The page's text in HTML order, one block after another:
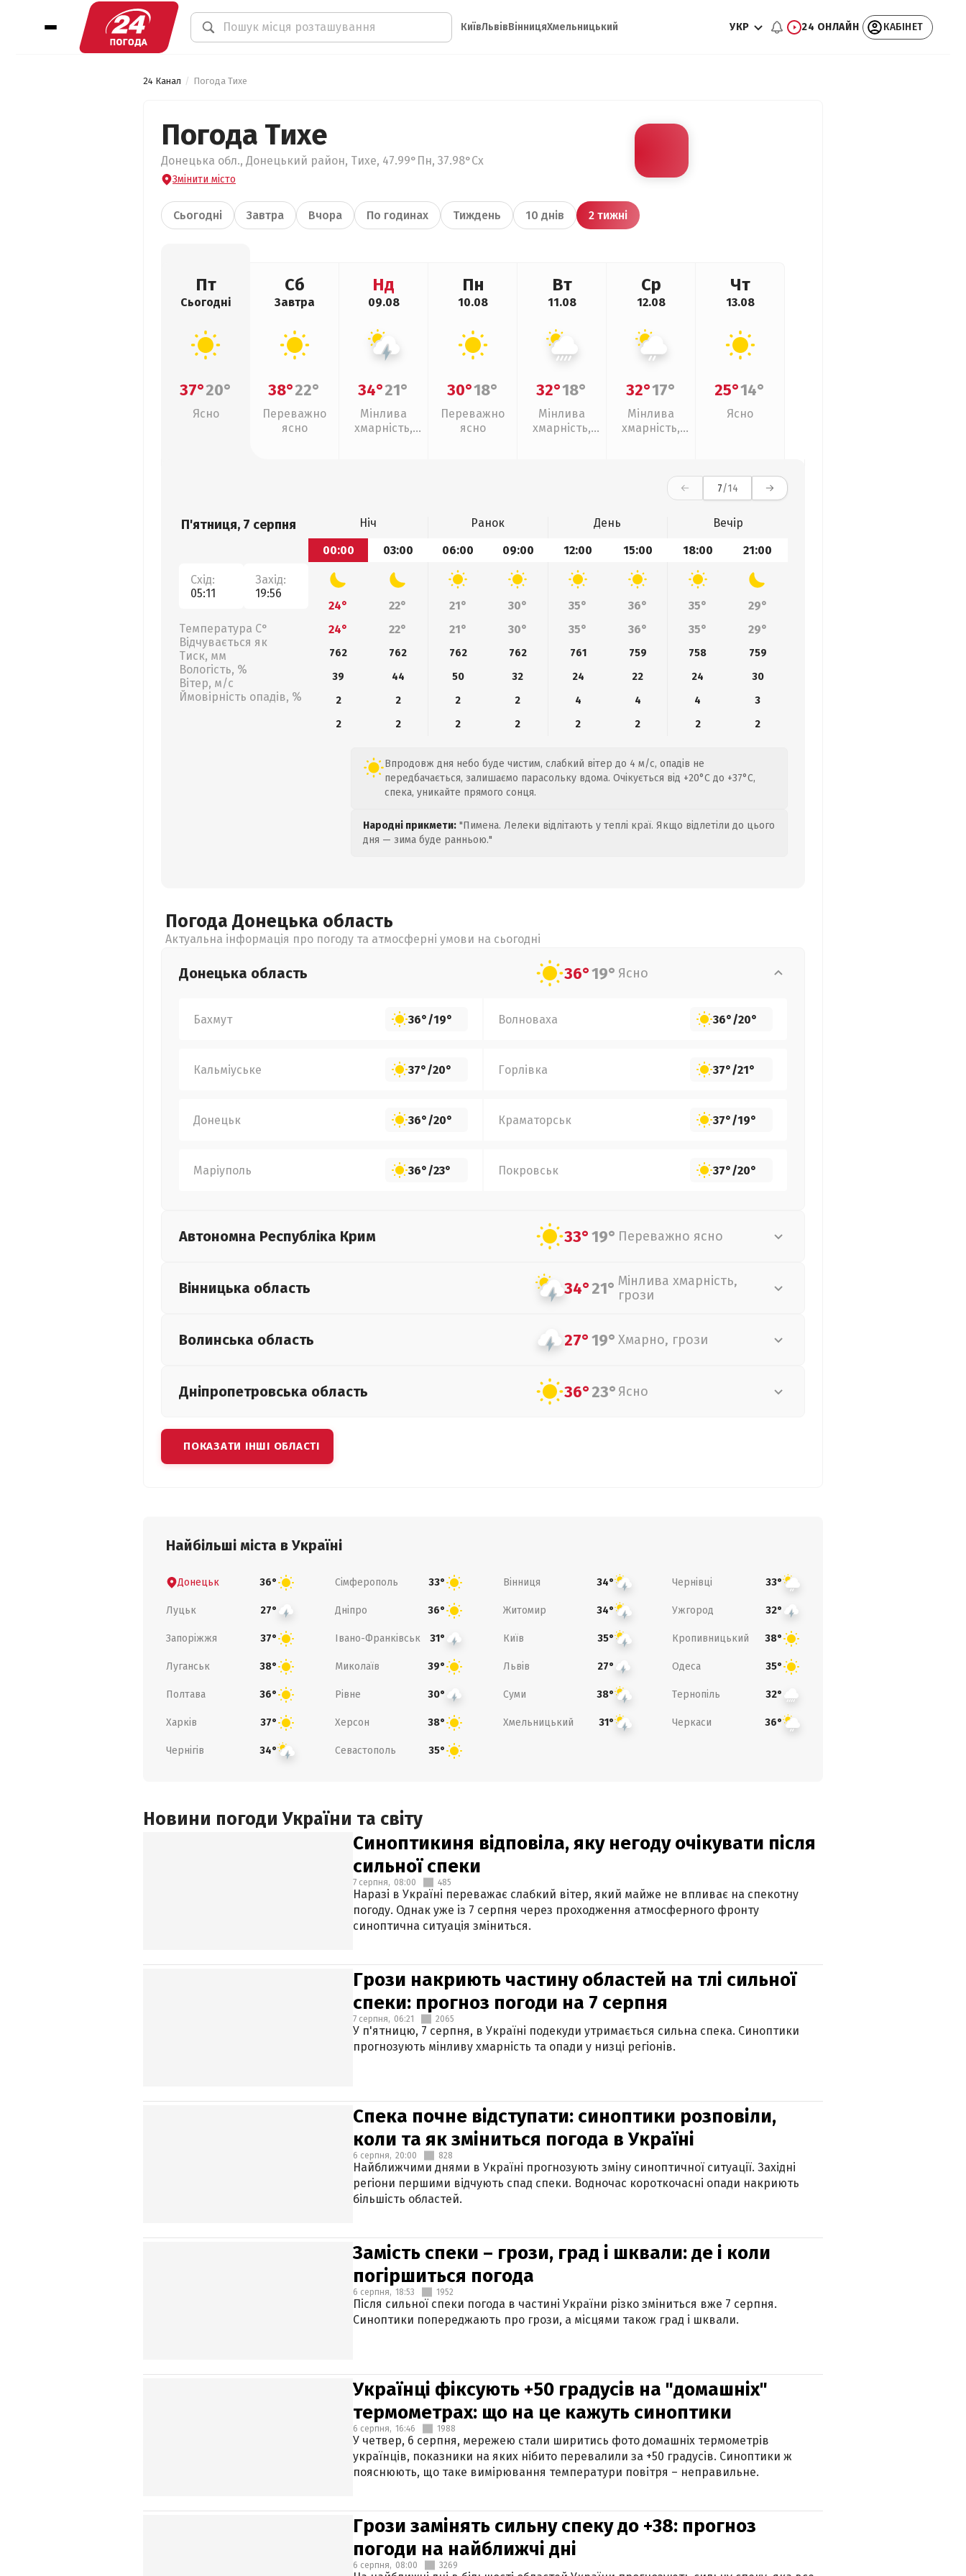
КиївЛьвівВінницяХмельницький УКР 24 ОНЛАЙН КАБІНЕТ
24 Канал Погода Тихе
Погода Тихе
Донецька обл., Донецький район, Тихе, 47.99°Пн, 37.98°Сх
Змінити місто
Сьогодні Завтра Вчора По годинах Тиждень 10 днів 2 тижні
Пт
Сьогодні
37°20°
Ясно
Сб
Завтра
38°22°
Переважно
ясно
Нд
09.08
34°21°
Мінлива
хмарність,
Пн
10.08
30°18°
Переважно
ясно
Вт
11.08
32°18°
Мінлива
хмарність,
Ср
12.08
32°17°
Мінлива
хмарність,
Чт
13.08
25°14°
Ясно
7/14
П'ятниця, 7 серпня
Схід:
05:11
Захід:
19:56
Температура С°
Відчувається як
Тиск, мм
Вологість, %
Вітер, м/с
Ймовірність опадів, %
Ніч Ранок День
Вечір
00:00
03:00 06:00 09:00 12:00 15:00 18:00 21:00
24° 22° 21° 30° 35° 36° 35°
29°
24°
22° 21° 30° 35° 36° 35° 29°
762 762 762 762 761 759 758
759
39
44 50 32 24 22 24
30
2
2 2 2 4 4 4
3
2
2 2 2 2 2 2 2
Впродовж дня небо буде чистим, слабкий вітер до 4 м/с, опадів не
передбачається, залишаємо парасольку вдома. Очікується від +20°C до +37°C,
спека, уникайте прямого сонця.
Народні прикмети: "Пимена. Лелеки відлітають у теплі краї. Якщо відлетіли до цього
дня — зима буде ранньою."
Погода Донецька область
Актуальна інформація про погоду та атмосферні умови на сьогодні
Донецька область 36°19° Ясно
Бахмут 36°/19° Волноваха 36°/20°
Кальміуське 37°/20° Горлівка 37°/21°
Донецьк 36°/20° Краматорськ 37°/19°
Маріуполь 36°/23° Покровськ 37°/20°
Автономна Республіка Крим 33°19° Переважно ясно
Вінницька область 34°21° Мінлива хмарність,
грози
Волинська область 27°19° Хмарно, грози
Дніпропетровська область 36°23° Ясно
ПОКАЗАТИ ІНШІ ОБЛАСТІ
Найбільші міста в Україні
Донецьк 36° Сімферополь 33° Вінниця 34° Чернівці 33°
Луцьк 27° Дніпро 36° Житомир 34° Ужгород 32°
Запоріжжя 37° Івано-Франківськ 31° Київ 35° Кропивницький 38°
Луганськ 38° Миколаїв 39° Львів 27° Одеса 35°
Полтава 36° Рівне 30° Суми 38° Тернопіль 32°
Харків 37° Херсон 38° Хмельницький 31° Черкаси 36°
Чернігів 34° Севастополь 35°
Новини погоди України та світу
Синоптикиня відповіла, яку негоду очікувати після
сильної спеки
7 серпня, 08:00 485
Наразі в Україні переважає слабкий вітер, який майже не впливає на спекотну
погоду. Однак уже із 7 серпня через проходження атмосферного фронту
синоптична ситуація зміниться.
Грози накриють частину областей на тлі сильної
спеки: прогноз погоди на 7 серпня
7 серпня, 06:21 2065
У п'ятницю, 7 серпня, в Україні подекуди утримається сильна спека. Синоптики
прогнозують мінливу хмарність та опади у низці регіонів.
Спека почне відступати: синоптики розповіли,
коли та як зміниться погода в Україні
6 серпня, 20:00 828
Найближчими днями в Україні прогнозують зміну синоптичної ситуації. Західні
регіони першими відчують спад спеки. Водночас короткочасні опади накриють
більшість областей.
Замість спеки – грози, град і шквали: де і коли
погіршиться погода
6 серпня, 18:53 1952
Після сильної спеки погода в частині України різко зміниться вже 7 серпня.
Синоптики попереджають про грози, а місцями також град і шквали.
Українці фіксують +50 градусів на "домашніх"
термометрах: що на це кажуть синоптики
6 серпня, 16:46 1988
У четвер, 6 серпня, мережею стали ширитись фото домашніх термометрів
українців, показники на яких нібито перевалили за +50 градусів. Синоптики ж
пояснюють, що таке вимірювання температури повітря – неправильне.
Грози замінять сильну спеку до +38: прогноз
погоди на найближчі дні
6 серпня, 08:00 3269